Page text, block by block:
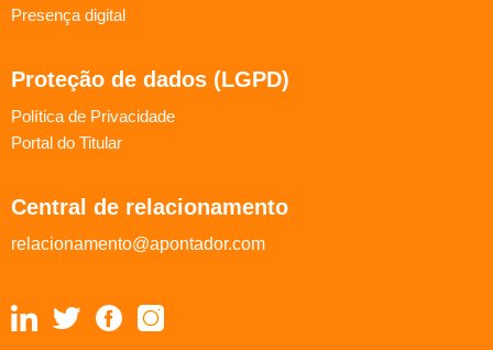
Presença digital
Proteção de dados (LGPD)
Política de Privacidade
Portal do Titular
Central de relacionamento
relacionamento@apontador.com